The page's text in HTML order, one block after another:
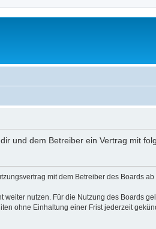
und dem Betreiber ein Vertrag mit
mit dem Betreiber des Boards
nutzen. Für die Nutzung des Boards
ohne Einhaltung einer Frist jederzeit